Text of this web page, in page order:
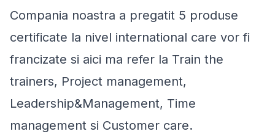
Compania noastra a pregatit 5 produse
certificate la nivel international care vor fi
francizate si aici ma refer la Train the
trainers, Project management,
Leadership&Management, Time
management si Customer care.